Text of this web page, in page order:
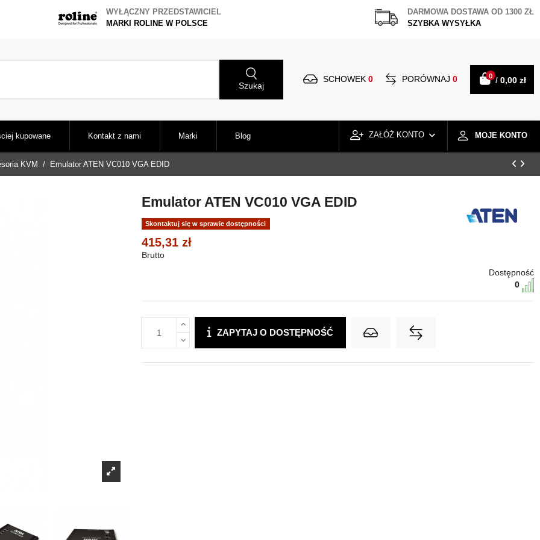
WYŁĄCZNY PRZEDSTAWICIEL
MARKI ROLINE W POLSCE
DARMOWA DOSTAWA OD 1300 ZŁ
SZYBKA WYSYŁKA
Szukaj
SCHOWEK 0 PORÓWNAJ 0 0 / 0,00 zł
kupowane Kontakt z nami Marki Blog MOJE KONTO
ZAŁÓŻ KONTO
KVM Emulator ATEN VC010 VGA EDID
Emulator ATEN VC010 VGA EDID
Skontaktuj się w sprawie dostępności
415,31 zł
Brutto
Dostępność
0
ZAPYTAJ O DOSTĘPNOŚĆ